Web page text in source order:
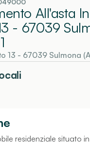
All'asta
- 67039
13 - 67039 Sulmona
residenziale situato